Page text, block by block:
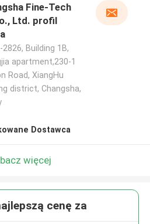
Fine-Tech
Ltd. profil
2826, Building 1B,
apartment,230-1
Road, XiangHu
district, Changsha,
Dostawca
więcej
cenę za